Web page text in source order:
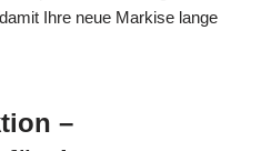
Ihre neue Markise lange
–